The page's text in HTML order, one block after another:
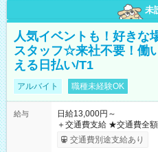
未
人気イベントも！好きな
スタッフ☆来社不要！働
える日払い/T1
アルバイト 職種未経験OK
給与
日給13,000円～
＋交通費支給 ★交通費全額支給！ ┗案件により規定あり ★日払
いOK！（規定あり） ┗働
ンビニATMから 日払い分を引き落
交通費別途支給あり